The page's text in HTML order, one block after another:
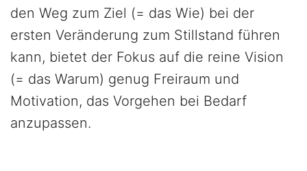
den Weg zum Ziel (= das Wie) bei der
ersten Veränderung zum Stillstand führen
kann, bietet der Fokus auf die reine Vision
(= das Warum) genug Freiraum und
Motivation, das Vorgehen bei Bedarf
anzupassen.